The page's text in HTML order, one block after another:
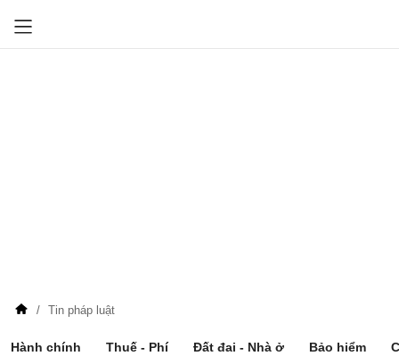
Tin pháp luật
Hành chính Thuế - Phí Đất đai - Nhà ở Bảo hiểm